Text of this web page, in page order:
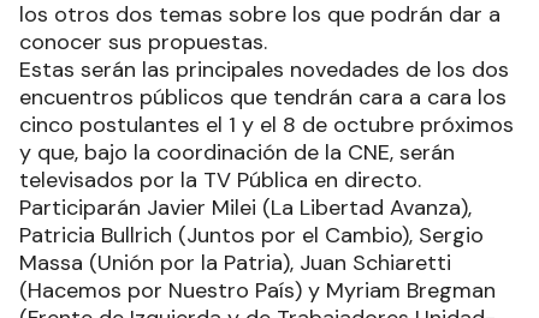
los otros dos temas sobre los que podrán dar a
conocer sus propuestas.
Estas serán las principales novedades de los dos
encuentros públicos que tendrán cara a cara los
cinco postulantes el 1 y el 8 de octubre próximos
y que, bajo la coordinación de la CNE, serán
televisados por la TV Pública en directo.
Participarán Javier Milei (La Libertad Avanza),
Patricia Bullrich (Juntos por el Cambio), Sergio
Massa (Unión por la Patria), Juan Schiaretti
(Hacemos por Nuestro País) y Myriam Bregman